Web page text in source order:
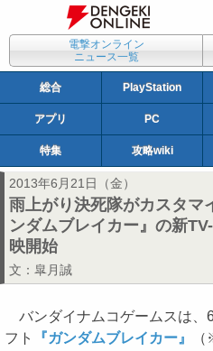
電撃オンライン
ニュース一覧
総合 PlayStation
アプリ PC
特集 攻略wiki
2013年6月21日（金）
雨上がり決死隊がカスタマ
ンダムブレイカー』の新
映開始
文： 皐月誠
バンダイナムコゲームスは、
フト
『ガンダムブレイカー』